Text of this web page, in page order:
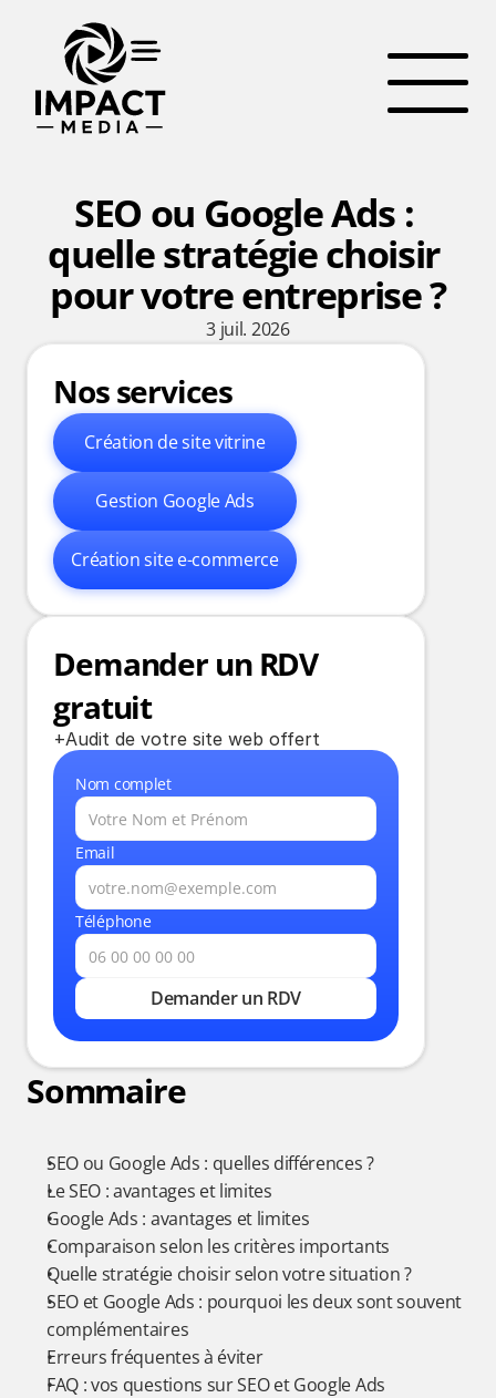
SEO ou Google Ads :
quelle stratégie choisir
pour votre entreprise ?
3 juil. 2026
Sommaire
SEO ou Google Ads : quelles différences ?
Le SEO : avantages et limites
Google Ads : avantages et limites
Comparaison selon les critères importants
Quelle stratégie choisir selon votre situation ?
SEO et Google Ads : pourquoi les deux sont souvent
complémentaires
Erreurs fréquentes à éviter
FAQ : vos questions sur SEO et Google Ads
Nos services
Création de site vitrine
Gestion Google Ads
Création site e-commerce
Demander un RDV
gratuit
+Audit de votre site web offert
Nom complet
Email
Téléphone
Demander un RDV